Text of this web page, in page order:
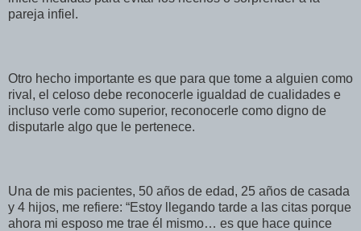
pareja infiel.
Otro hecho importante es que para que tome a alguien como
rival, el celoso debe reconocerle igualdad de cualidades e
incluso verle como superior, reconocerle como digno de
disputarle algo que le pertenece.
Una de mis pacientes, 50 años de edad, 25 años de casada
y 4 hijos, me refiere: “Estoy llegando tarde a las citas porque
ahora mi esposo me trae él mismo… es que hace quince